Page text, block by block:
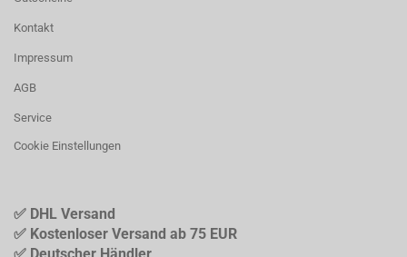
Kontakt
Impressum
AGB
Service
Cookie Einstellungen
✅ DHL Versand
✅ Kostenloser Versand ab 75 EUR